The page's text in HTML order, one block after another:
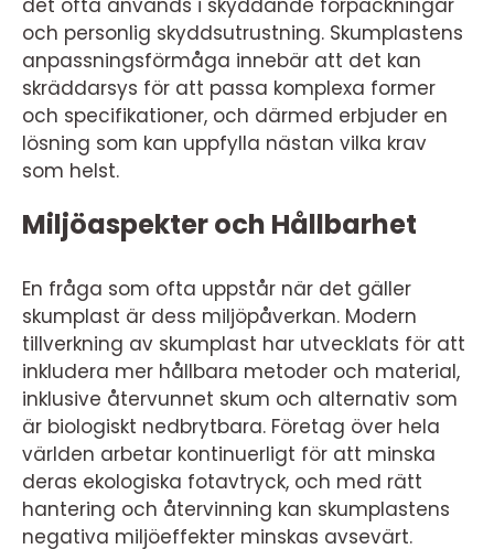
och personlig skyddsutrustning. Skumplastens
anpassningsförmåga innebär att det kan
skräddarsys för att passa komplexa former
och specifikationer, och därmed erbjuder en
lösning som kan uppfylla nästan vilka krav
som helst.
Miljöaspekter och Hållbarhet
En fråga som ofta uppstår när det gäller
skumplast är dess miljöpåverkan. Modern
tillverkning av skumplast har utvecklats för att
inkludera mer hållbara metoder och material,
inklusive återvunnet skum och alternativ som
är biologiskt nedbrytbara. Företag över hela
världen arbetar kontinuerligt för att minska
deras ekologiska fotavtryck, och med rätt
hantering och återvinning kan skumplastens
negativa miljöeffekter minskas avsevärt.